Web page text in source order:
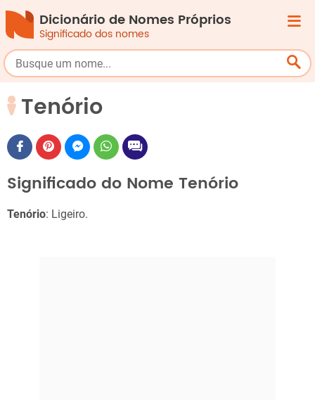
Dicionário de Nomes Próprios
Significado dos nomes
Tenório
Significado do Nome Tenório
Tenório: Ligeiro.